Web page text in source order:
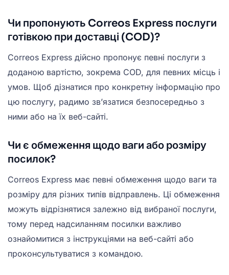
Чи пропонують Correos Express послуги
готівкою при доставці (COD)?
Correos Express дійсно пропонує певні послуги з
доданою вартістю, зокрема COD, для певних місць і
умов. Щоб дізнатися про конкретну інформацію про
цю послугу, радимо зв’язатися безпосередньо з
ними або на їх веб-сайті.
Чи є обмеження щодо ваги або розміру
посилок?
Correos Express має певні обмеження щодо ваги та
розміру для різних типів відправлень. Ці обмеження
можуть відрізнятися залежно від вибраної послуги,
тому перед надсиланням посилки важливо
ознайомитися з інструкціями на веб-сайті або
проконсультуватися з командою.